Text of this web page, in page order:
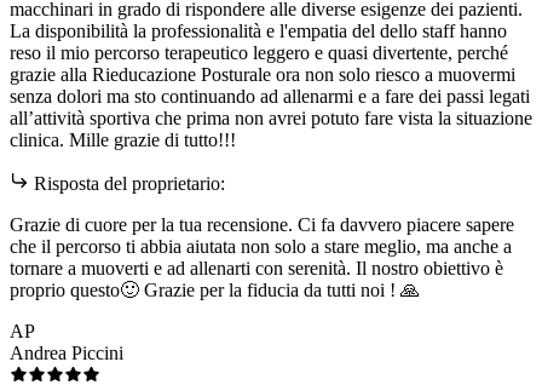
macchinari in grado di rispondere alle diverse esigenze dei pazienti.
La disponibilità la professionalità e l'empatia del dello staff hanno
reso il mio percorso terapeutico leggero e quasi divertente, perché
grazie alla Rieducazione Posturale ora non solo riesco a muovermi
senza dolori ma sto continuando ad allenarmi e a fare dei passi legati
all’attività sportiva che prima non avrei potuto fare vista la situazione
clinica. Mille grazie di tutto!!!
Risposta del proprietario:
Grazie di cuore per la tua recensione. Ci fa davvero piacere sapere
che il percorso ti abbia aiutata non solo a stare meglio, ma anche a
tornare a muoverti e ad allenarti con serenità. Il nostro obiettivo è
proprio questo🙂 Grazie per la fiducia da tutti noi ! 🙏
AP
Andrea Piccini